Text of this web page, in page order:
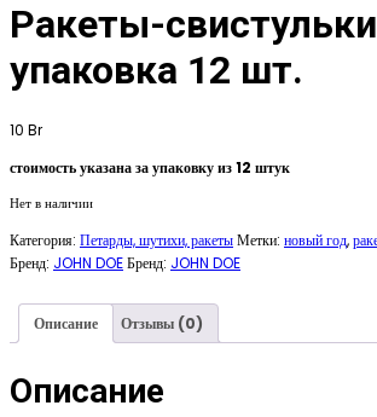
Ракеты-
упаковка 12 шт.
10 Br
стоимость указана за упаковку из 12 штук
Нет в наличии
Категория: Петарды, шутихи, ракетыМетки: новый год,
Бренд: JOHN DOEБренд: JOHN DOE
Описание Отзывы (0)
Описание